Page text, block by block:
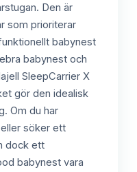
Den är
som prioriterar
babynest
babynest och
SleepCarrier X
gör den idealisk
Om du har
söker ett
dock ett
babynest vara